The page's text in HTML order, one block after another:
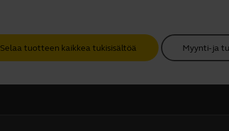
Selaa tuotteen kaikkea tukisisältöä Myynti- ja